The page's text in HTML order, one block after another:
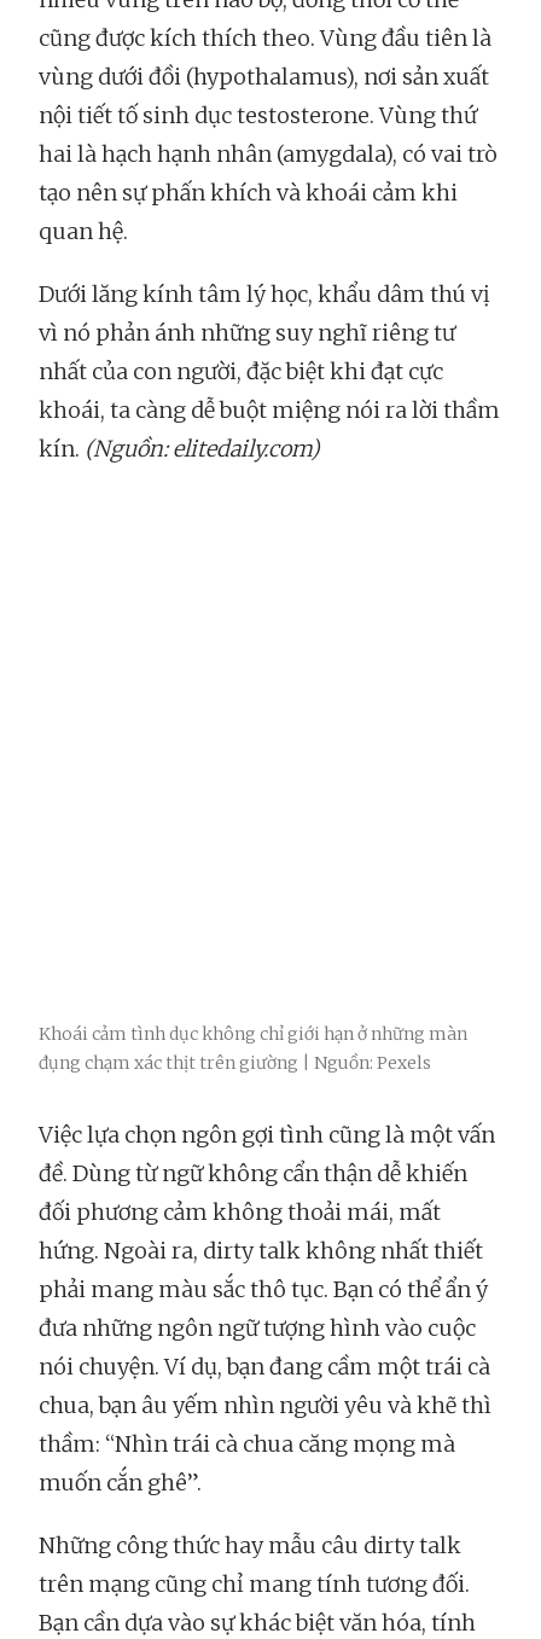
cũng được kích thích theo. Vùng đầu tiên là
vùng dưới đồi (hypothalamus), nơi sản xuất
nội tiết tố sinh dục testosterone. Vùng thứ
hai là hạch hạnh nhân (amygdala), có vai trò
tạo nên sự phấn khích và khoái cảm khi
quan hệ.
Dưới lăng kính tâm lý học, khẩu dâm thú vị
vì nó phản ánh những suy nghĩ riêng tư
nhất của con người, đặc biệt khi đạt cực
khoái, ta càng dễ buột miệng nói ra lời thầm
kín. (Nguồn: elitedaily.com)
Khoái cảm tình dục không chỉ giới hạn ở những màn
đụng chạm xác thịt trên giường | Nguồn: Pexels
Việc lựa chọn ngôn gợi tình cũng là một vấn
đề. Dùng từ ngữ không cẩn thận dễ khiến
đối phương cảm không thoải mái, mất
hứng. Ngoài ra, dirty talk không nhất thiết
phải mang màu sắc thô tục. Bạn có thể ẩn ý
đưa những ngôn ngữ tượng hình vào cuộc
nói chuyện. Ví dụ, bạn đang cầm một trái cà
chua, bạn âu yếm nhìn người yêu và khẽ thì
thầm: “Nhìn trái cà chua căng mọng mà
muốn cắn ghê”.
Những công thức hay mẫu câu dirty talk
trên mạng cũng chỉ mang tính tương đối.
Bạn cần dựa vào sự khác biệt văn hóa, tính